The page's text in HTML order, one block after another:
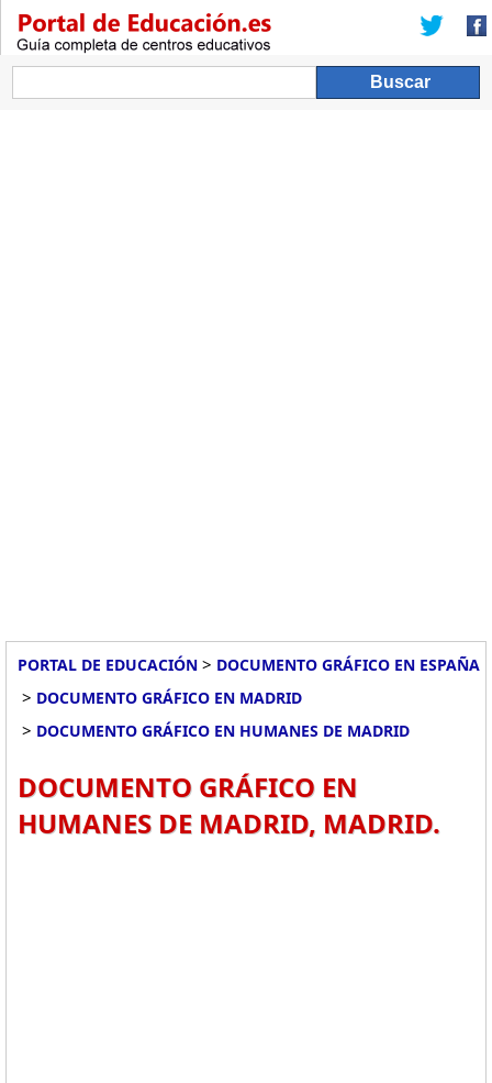
PORTAL DE EDUCACIÓN > DOCUMENTO GRÁFICO EN ESPAÑA
> DOCUMENTO GRÁFICO EN MADRID
> DOCUMENTO GRÁFICO EN HUMANES DE MADRID
DOCUMENTO GRÁFICO EN
HUMANES DE MADRID, MADRID.